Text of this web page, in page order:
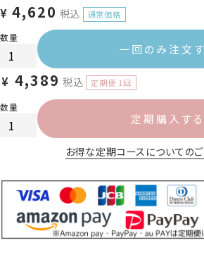
¥ 4,620 税込
一回のみ注文
¥ 4,389 税込
定期購入する
お得な定期コースについての